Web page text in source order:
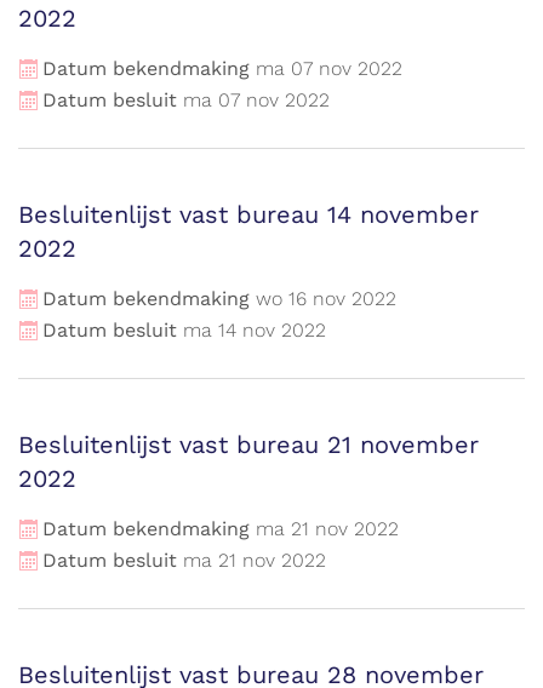
2022
Datum bekendmaking ma 07 nov 2022
Datum besluit ma 07 nov 2022
Besluitenlijst vast bureau 14 november
2022
Datum bekendmaking wo 16 nov 2022
Datum besluit ma 14 nov 2022
Besluitenlijst vast bureau 21 november
2022
Datum bekendmaking ma 21 nov 2022
Datum besluit ma 21 nov 2022
Besluitenlijst vast bureau 28 november